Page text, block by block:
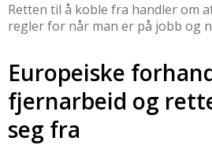
Retten til å koble fra handler om
regler for når man er på jobb og
Europeiske
fjernarbeid og
seg fra